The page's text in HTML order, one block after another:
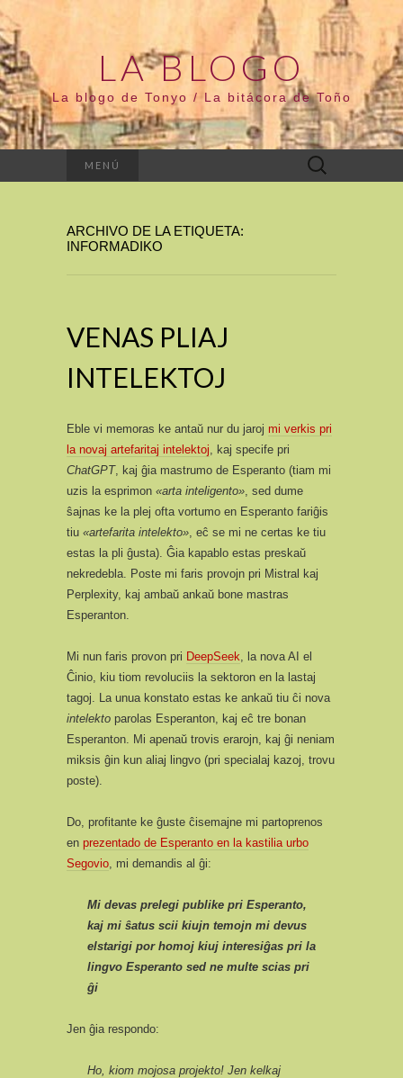
LA BLOGO
La blogo de Tonyo / La bitácora de Toño
MENÚ Buscar:
ARCHIVO DE LA ETIQUETA:
INFORMADIKO
VENAS PLIAJ
INTELEKTOJ
Eble vi memoras ke antaŭ nur du jaroj mi verkis pri
la novaj artefaritaj intelektoj, kaj specife pri
ChatGPT, kaj ĝia mastrumo de Esperanto (tiam mi
uzis la esprimon «arta inteligento», sed dume
ŝajnas ke la plej ofta vortumo en Esperanto fariĝis
tiu «artefarita intelekto», eĉ se mi ne certas ke tiu
estas la pli ĝusta). Ĝia kapablo estas preskaŭ
nekredebla. Poste mi faris provojn pri Mistral kaj
Perplexity, kaj ambaŭ ankaŭ bone mastras
Esperanton.
Mi nun faris provon pri DeepSeek, la nova AI el
Ĉinio, kiu tiom revoluciis la sektoron en la lastaj
tagoj. La unua konstato estas ke ankaŭ tiu ĉi nova
intelekto parolas Esperanton, kaj eĉ tre bonan
Esperanton. Mi apenaŭ trovis erarojn, kaj ĝi neniam
miksis ĝin kun aliaj lingvo (pri specialaj kazoj, trovu
poste).
Do, profitante ke ĝuste ĉisemajne mi partoprenos
en prezentado de Esperanto en la kastilia urbo
Segovio, mi demandis al ĝi:
Mi devas prelegi publike pri Esperanto,
kaj mi ŝatus scii kiujn temojn mi devus
elstarigi por homoj kiuj interesiĝas pri la
lingvo Esperanto sed ne multe scias pri
ĝi
Jen ĝia respondo:
Ho, kiom mojosa projekto! Jen kelkaj